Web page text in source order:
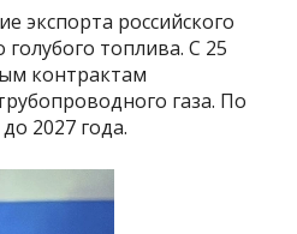
экспорта российского
топлива. С 25
контрактам
газа. По
2027 года.